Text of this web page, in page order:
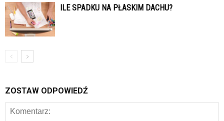
ILE SPADKU NA PŁASKIM DACHU?
ZOSTAW ODPOWIEDŹ